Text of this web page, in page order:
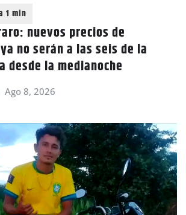
nuevos precios de
no serán a las seis de la
desde la medianoche
Ago 8, 2026